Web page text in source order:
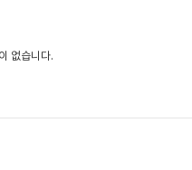
없습니다.